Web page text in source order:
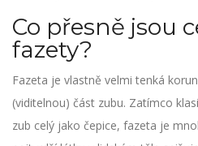
Co přesně jsou
fazety?
Fazeta je vlastně velmi tenká
(viditelnou) část zubu. Zatímco
zub celý jako čepice, fazeta je